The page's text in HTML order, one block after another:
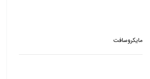
مایکروسافت